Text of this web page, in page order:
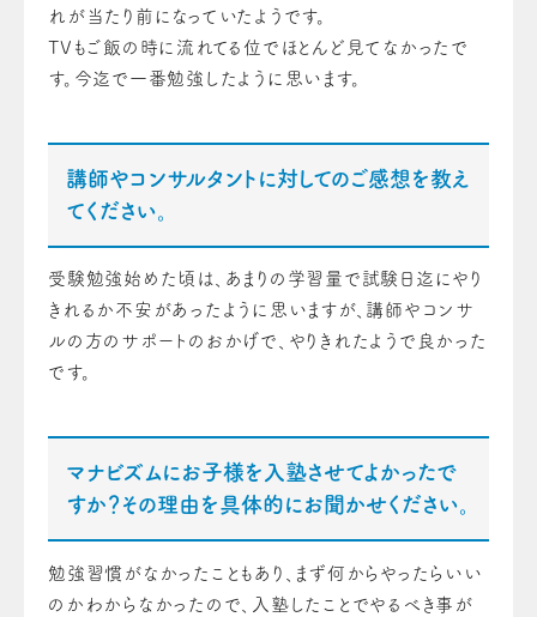
れが当たり前になっていたようです。
TVもご飯の時に流れてる位でほとんど見てなかったで
す。今迄で一番勉強したように思います。
講師やコンサルタントに対してのご感想を教え
てください。
受験勉強始めた頃は、あまりの学習量で試験日迄にやり
きれるか不安があったように思いますが、講師やコンサ
ルの方のサポートのおかげで、やりきれたようで良かった
です。
マナビズムにお子様を入塾させてよかったで
すか？その理由を具体的にお聞かせください。
勉強習慣がなかったこともあり、まず何からやったらいい
のかわからなかったので、入塾したことでやるべき事が